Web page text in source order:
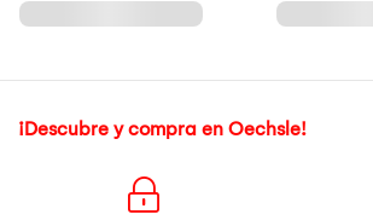
¡Descubre y compra en Oechsle!